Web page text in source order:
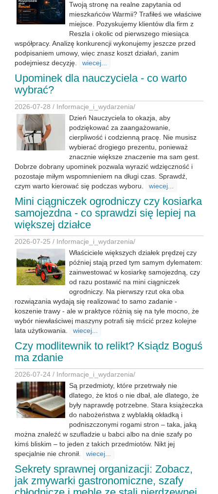
Twoją stronę na realne zapytania od
mieszkańców Warmii? Trafiłeś we właściwe
miejsce. Pozyskujemy klientów dla firm z
Reszla i okolic od pierwszego miesiąca
współpracy. Analizę konkurencji wykonujemy jeszcze przed
podpisaniem umowy, więc znasz koszt działań, zanim
podejmiesz decyzję.
wiecej...
Upominek dla nauczyciela - co warto
wybrać?
2026-07-28 / Informacje_i_wydarzenia/
Dzień Nauczyciela to okazja, aby
podziękować za zaangażowanie,
cierpliwość i codzienną pracę. Nie musisz
wybierać drogiego prezentu, ponieważ
znacznie większe znaczenie ma sam gest.
Dobrze dobrany upominek pozwala wyrazić wdzięczność i
pozostaje miłym wspomnieniem na długi czas. Sprawdź,
czym warto kierować się podczas wyboru.
wiecej...
Mini ciągniczek ogrodniczy czy kosiarka
samojezdna - co sprawdzi się lepiej na
większej działce
2026-07-25 / Informacje_i_wydarzenia/
Właściciele większych działek prędzej czy
później stają przed tym samym dylematem:
zainwestować w kosiarkę samojezdną, czy
od razu postawić na mini ciągniczek
ogrodniczy. Na pierwszy rzut oka oba
rozwiązania wydają się realizować to samo zadanie -
koszenie trawy - ale w praktyce różnią się na tyle mocno, że
wybór niewłaściwej maszyny potrafi się mścić przez kolejne
lata użytkowania.
wiecej...
Czy modlitewnik to relikt? Ksiądz Boguś
ma zdanie
2026-07-24 / Informacje_i_wydarzenia/
Są przedmioty, które przetrwały nie
dlatego, że ktoś o nie dbał, ale dlatego, że
były naprawdę potrzebne. Stara książeczka
do nabożeństwa z wyblakłą okładką i
podniszczonymi rogami stron – taka, jaką
można znaleźć w szufladzie u babci albo na dnie szafy po
kimś bliskim – to jeden z takich przedmiotów. Nikt jej
specjalnie nie chronił.
wiecej...
Sekrety sprawnej organizacji: Zobacz,
jak zmywarki gastronomiczne, szafy